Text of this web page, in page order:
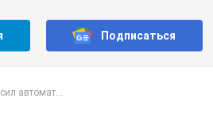
"война складов"